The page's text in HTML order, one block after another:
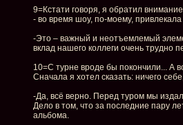
9=Кстати говоря, я обратил
- во время шоу, по-моему,
-Это – важный и неотъемлемый
вклад нашего коллеги очень трудно
10=С турне вроде бы покончили... А
Сначала я хотел сказать: ничего
-Да, всё верно. Перед туром мы
Дело в том, что за последние пару
альбома.